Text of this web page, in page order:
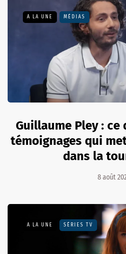
A LA UNE MÉDIAS
Guillaume Pley : ce
témoignages qui
dans la
8 août
A LA UNE SÉRIES TV